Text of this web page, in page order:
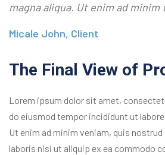
magna aliqua. Ut enim ad minim
Micale John, Client
The Final View of
Lorem ipsum dolor sit amet,
do eiusmod tempor incididunt ut
Ut enim ad minim veniam, quis
laboris nisi ut aliquip ex ea commodo